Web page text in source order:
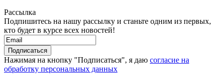
Рассылка
Подпишитесь на нашу рассылку и станьте одним из первых,
кто будет в курсе всех новостей!
Нажимая на кнопку "Подписаться", я даю согласие на
обработку персональных данных